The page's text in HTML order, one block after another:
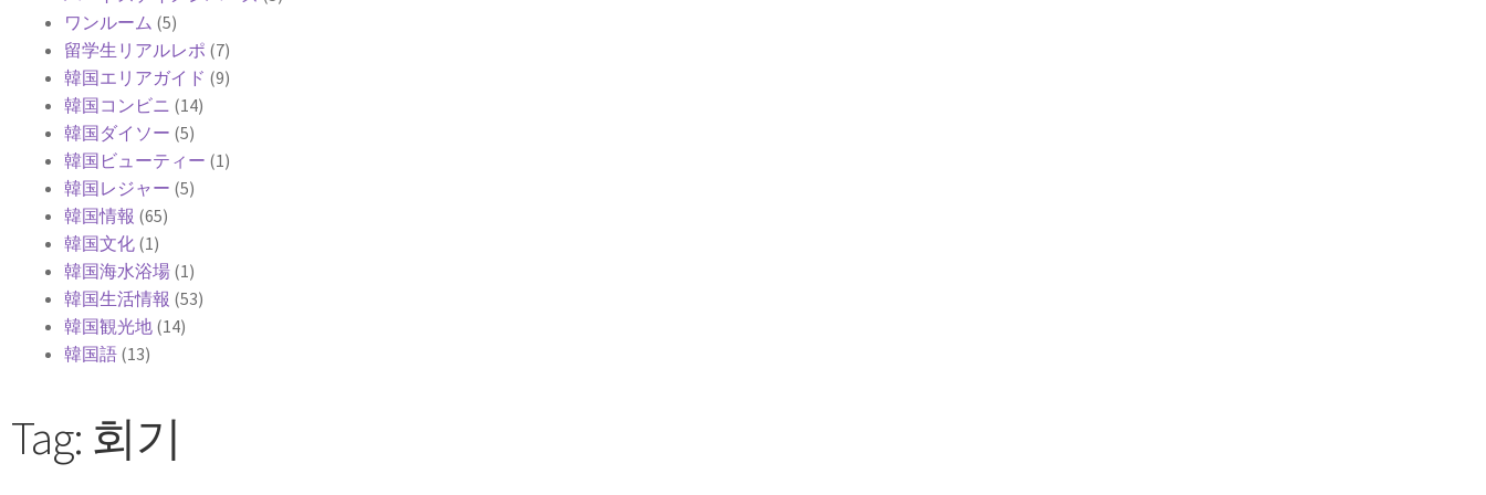
ワンルーム (5)
留学生リアルレポ (7)
韓国エリアガイド (9)
韓国コンビニ (14)
韓国ダイソー (5)
韓国ビューティー (1)
韓国レジャー (5)
韓国情報 (65)
韓国文化 (1)
韓国海水浴場 (1)
韓国生活情報 (53)
韓国観光地 (14)
韓国語 (13)
Tag: 회기